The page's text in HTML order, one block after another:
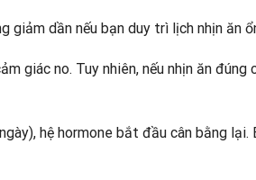
giảm dần nếu bạn duy trì lịch nhịn ăn
giác no. Tuy nhiên, nếu nhịn ăn đúng
hệ hormone bắt đầu cân bằng lại.